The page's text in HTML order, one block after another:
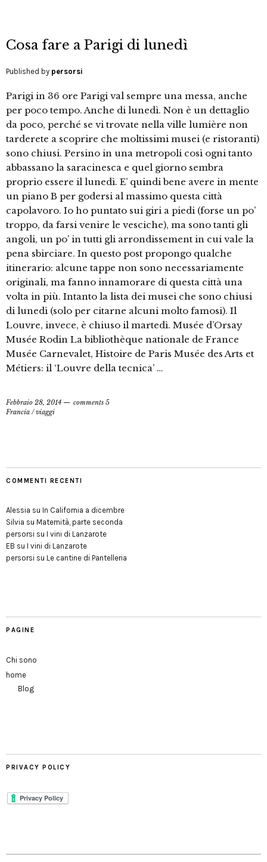
Cosa fare a Parigi di lunedì
Published by persorsi
Parigi in 36 ore Parigi val sempre una messa, anche
per poco tempo. Anche di lunedì. Non è un dettaglio
da poco, perché se vi trovate nella ville lumière non
tarderete a scoprire che moltissimi musei (e ristoranti)
sono chiusi. Persino in una metropoli così ogni tanto
abbassano la saracinesca e quel giorno sembra
proprio essere il lunedì. E’ quindi bene avere in mente
un piano B per godersi al massimo questa città
capolavoro. Io ho puntato sui giri a piedi (forse un po’
troppo, da farsi venire le vesciche), ma sono tanti gli
angoli, un po’ in tutti gli arrondissement in cui vale la
pena sbirciare. In questo post propongo qualche
itinerario: alcune tappe non sono necessariamente
originali, ma fanno innamorare di questa città una
volta in più. Intanto la lista dei musei che sono chiusi
di lunedì (solo per citarne alcuni molto famosi). Il
Louvre, invece, è chiuso il martedì. Musée d’Orsay
Musée Rodin La bibliothèque nationale de France
Musée Carnevalet, Histoire de Paris Musée des Arts et
Métiers: il ‘Louvre della tecnica’ …
Febbraio 28, 2014
comments 5
Francia /viaggi
COMMENTI RECENTI
Alessia su In California a dicembre
Silvia su Maternità, parte seconda
persorsi su I vini di Lanzarote
EB su I vini di Lanzarote
persorsi su Le cantine di Pantelleria
PAGINE
Chi sono
home
Blog
PRIVACY POLICY